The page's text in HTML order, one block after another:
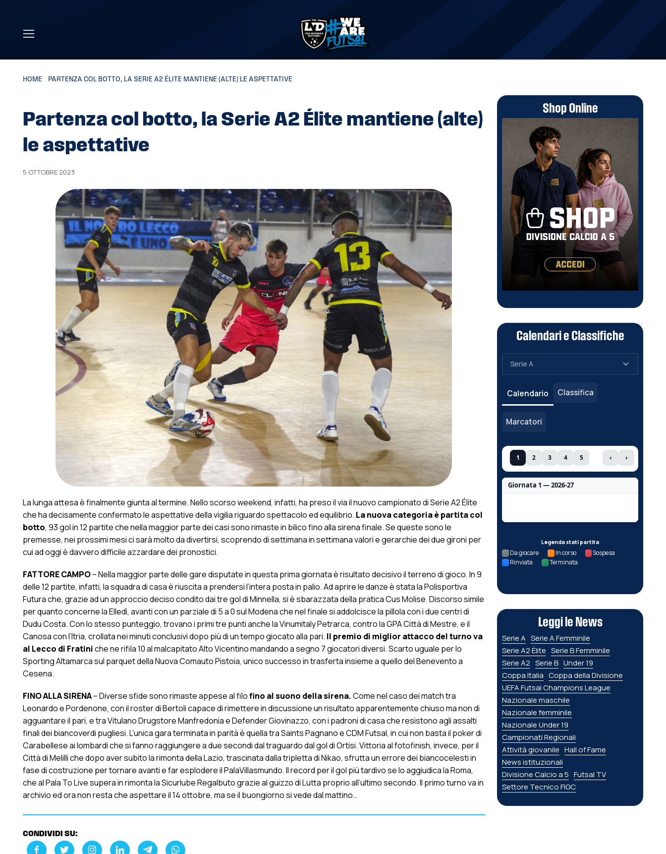
HOME PARTENZA COL BOTTO, LA SERIE A2 ÉLITE MANTIENE (ALTE) LE ASPETTATIVE
Partenza col botto, la Serie A2 Élite mantiene (alte)
le aspettative
5 OTTOBRE 2023
La lunga attesa è finalmente giunta al termine. Nello scorso weekend, infatti, ha preso il via il nuovo campionato di Serie A2 Élite
che ha decisamente confermato le aspettative della vigilia riguardo spettacolo ed equilibrio. La nuova categoria è partita col
botto, 93 gol in 12 partite che nella maggior parte dei casi sono rimaste in bilico fino alla sirena finale. Se queste sono le
premesse, nei prossimi mesi ci sarà molto da divertirsi, scoprendo di settimana in settimana valori e gerarchie dei due gironi per
cui ad oggi è davvero difficile azzardare dei pronostici.
FATTORE CAMPO– Nella maggior parte delle gare disputate in questa prima giornata è risultato decisivo il terreno di gioco. In 9
delle 12 partite, infatti, la squadra di casa è riuscita a prendersi l’intera posta in palio. Ad aprire le danze è stata la Polisportiva
Futura che, grazie ad un approccio deciso condito dai tre gol di Minnella, si è sbarazzata della pratica Cus Molise. Discorso simile
per quanto concerne la Elledì, avanti con un parziale di 5 a 0 sul Modena che nel finale si addolcisce la pillola con i due centri di
Dudu Costa. Con lo stesso punteggio, trovano i primi tre punti anche la Vinumitaly Petrarca, contro la GPA Città di Mestre, e il
Canosa con l’Itria, crollata nei minuti conclusivi dopo più di un tempo giocato alla pari. Il premio di miglior attacco del turno va
al Lecco di Fratiniche ne rifila 10 al malcapitato Alto Vicentino mandando a segno 7 giocatori diversi. Scarto uguale per lo
Sporting Altamarca sul parquet della Nuova Comauto Pistoia, unico successo in trasferta insieme a quello del Benevento a
Cesena.
FINO ALLA SIRENA– Diverse sfide sono rimaste appese al filofino al suono della sirena.Come nel caso dei match tra
Leonardo e Pordenone, con il roster di Bertoli capace di rimettere in discussione un risultato apparentemente chiuso ma non di
agguantare il pari, e tra Vitulano Drugstore Manfredonia e Defender Giovinazzo, con i padroni di casa che resistono agli assalti
finali dei biancoverdi pugliesi. L’unica gara terminata in parità è quella tra Saints Pagnano e CDM Futsal, in cui non basta il poker di
Carabellese ai lombardi che si fanno raggiungere a due secondi dal traguardo dal gol di Ortisi. Vittoria al fotofinish, invece, per il
Città di Melilli che dopo aver subito la rimonta della Lazio, trascinata dalla tripletta di Nikao, sfrutta un errore dei biancocelesti in
fase di costruzione per tornare avanti e far esplodere il PalaVillasmundo. Il record per il gol più tardivo se lo aggiudica la Roma,
che al Pala To Live supera in rimonta la Sicurlube Regalbuto grazie al guizzo di Lutta proprio all’ultimo secondo. Il primo turno va in
archivio ed ora non resta che aspettare il 14 ottobre, ma se il buongiorno si vede dal mattino…
CONDIVIDI SU:
Shop Online
Calendari e Classifiche
Calendario Classifica
Marcatori
1 2 3 4 5 ‹ ›
Giornata 1 — 2026-27
Legenda stati partita
Da giocare In corso
Sospesa
Rinviata
Terminata
Leggi le News
Serie A Serie A Femminile
Serie A2 Élite Serie B Femminile
Serie A2 Serie B Under 19
Coppa Italia Coppa della Divisione
UEFA Futsal Champions League
Nazionale maschile
Nazionale femminile
Nazionale Under 19
Campionati Regionali
Attività giovanile Hall of Fame
News istituzionali
Divisione Calcio a 5 Futsal TV
Settore Tecnico FIGC